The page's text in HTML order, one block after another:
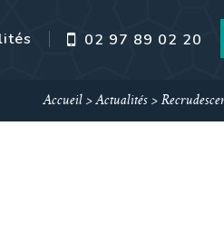
02 97 89 02 20
Accueil >Actualités >